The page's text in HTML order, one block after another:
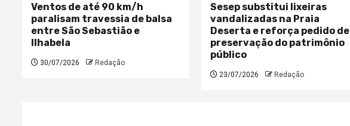
Ventos de até 90 km/h
paralisam travessia de balsa
entre São Sebastião e
Ilhabela
30/07/2026 Redação
Sesep substitui lixeiras
vandalizadas na Praia
Deserta e reforça pedido de
preservação do patrimônio
público
23/07/2026 Redação